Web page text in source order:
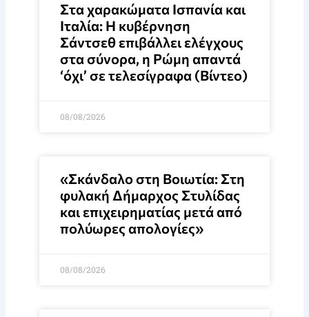
Στα χαρακώματα Ισπανία και
Ιταλία: Η κυβέρνηση
Σάντσεθ επιβάλλει ελέγχους
στα σύνορα, η Ρώμη απαντά
‘όχι’ σε τελεσίγραφα (Βίντεο)
08/08/2026
«Σκάνδαλο στη Βοιωτία: Στη
φυλακή Δήμαρχος Στυλίδας
και επιχειρηματίας μετά από
πολύωρες απολογίες»
08/08/2026